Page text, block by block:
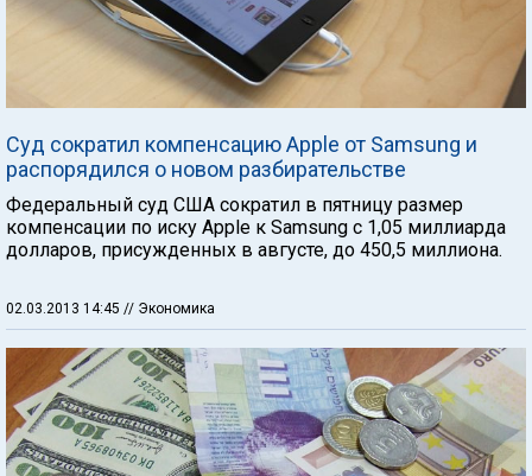
Суд сократил компенсацию Apple от Samsung и
распорядился о новом разбирательстве
Федеральный суд США сократил в пятницу размер
компенсации по иску Apple к Samsung с 1,05 миллиарда
долларов, присужденных в августе, до 450,5 миллиона.
02.03.2013 14:45 // Экономика